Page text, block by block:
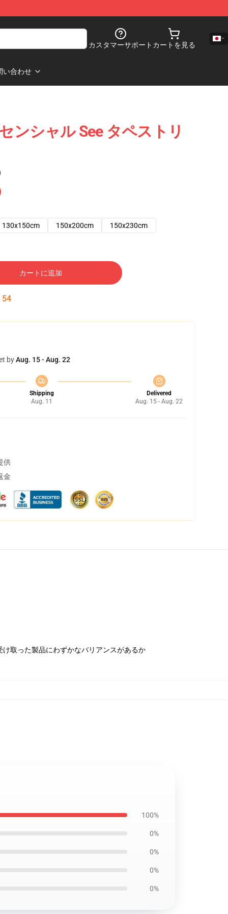
カスタマーサポート カートを見る
い合わせ
ンシャル See タペストリ
130x150cm 150x200cm 150x230cm
カートに追加
53
byAug. 15 - Aug. 22
Shipping
Aug. 11
Delivered
Aug. 15 - Aug. 22
供
金
取った製品にわずかなバリアンスがあるか
100%
0%
0%
0%
0%